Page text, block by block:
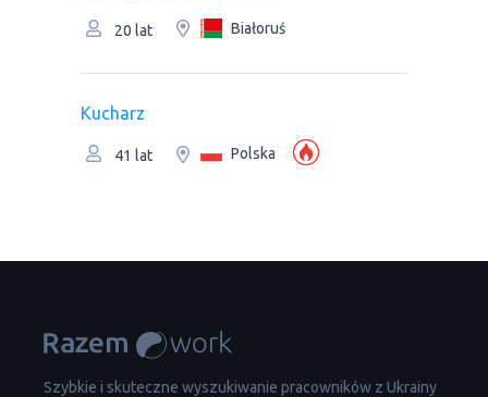
20 lat Białoruś
Kucharz
41 lat Polska
Szybkie i skuteczne wyszukiwanie pracowników z Ukrainy